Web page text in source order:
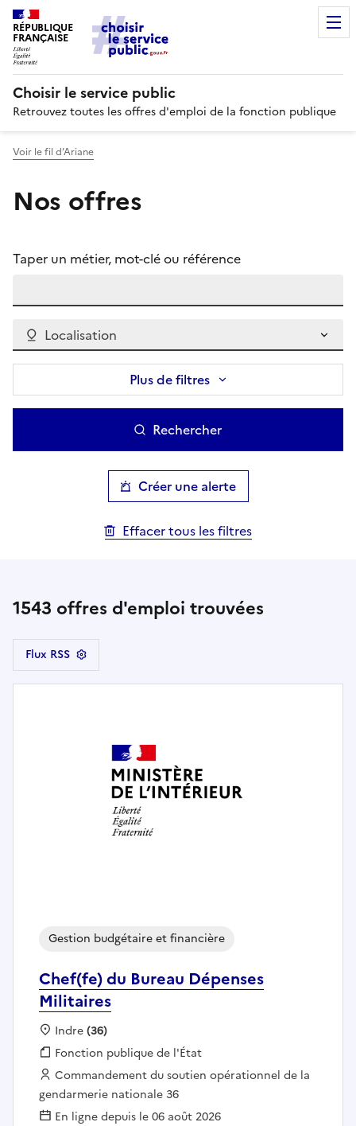
RÉPUBLIQUE
FRANÇAISE
Choisir le service public
Retrouvez toutes les offres d'emploi de la fonction publique
Voir le fil d’Ariane
Nos offres
Taper un métier, mot-clé ou référence
Localisation
Plus de filtres
Rechercher
Créer une alerte
Effacer tous les filtres
1543 offres d'emploi trouvées
Flux RSS
Chef(fe) du Bureau Dépenses
Militaires
Gestion budgétaire et financière
Localisation :
Indre(36)
Fonction publique :
Fonction publique de l'État
Employeur :
Commandement du soutien opérationnel de la
gendarmerie nationale 36
En ligne depuis le 06 août 2026